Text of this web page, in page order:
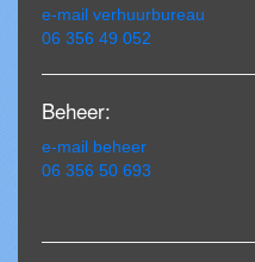
e-mail verhuurbureau
06 356 49 052
Beheer:
e-mail beheer
06 356 50 693